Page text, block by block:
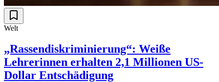
Welt
„Rassendiskriminierung“: Weiße
Lehrerinnen erhalten 2,1 Millionen US-
Dollar Entschädigung